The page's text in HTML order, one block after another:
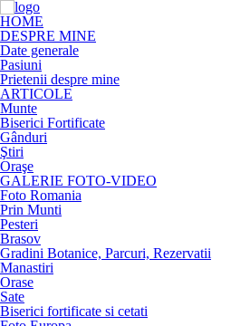
HOME
DESPRE MINE
Date generale
Pasiuni
Prietenii despre mine
ARTICOLE
Munte
Biserici Fortificate
Gânduri
Ştiri
Oraşe
GALERIE FOTO-VIDEO
Foto Romania
Prin Munti
Pesteri
Brasov
Gradini Botanice, Parcuri, Rezervatii
Manastiri
Orase
Sate
Biserici fortificate si cetati